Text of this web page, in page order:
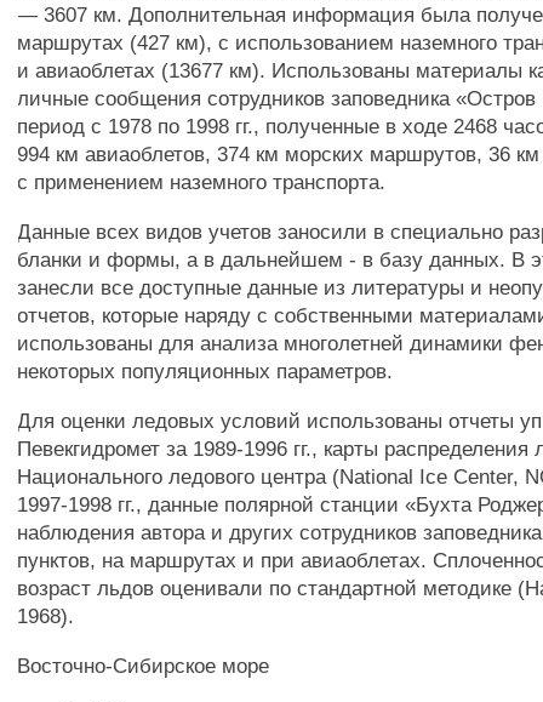
— 3607 км. Дополнительная информация была
маршрутах (427 км), с использованием наземного
и авиаоблетах (13677 км). Использованы материалы
личные сообщения сотрудников заповедника «Остров
период с 1978 по 1998 гг., полученные в ходе 2468
994 км авиаоблетов, 374 км морских маршрутов, 36
с применением наземного транспорта.
Данные всех видов учетов заносили в специально
бланки и формы, а в дальнейшем - в базу данных. В
занесли все доступные данные из литературы и
отчетов, которые наряду с собственными
использованы для анализа многолетней динамики
некоторых популяционных параметров.
Для оценки ледовых условий использованы отчеты
Певекгидромет за 1989-1996 гг., карты распределения
Национального ледового центра (National Ice Center,
1997-1998 гг., данные полярной станции «Бухта
наблюдения автора и других сотрудников
пунктов, на маршрутах и при авиаоблетах.
возраст льдов оценивали по стандартной методике
1968).
Восточно-Сибирское море